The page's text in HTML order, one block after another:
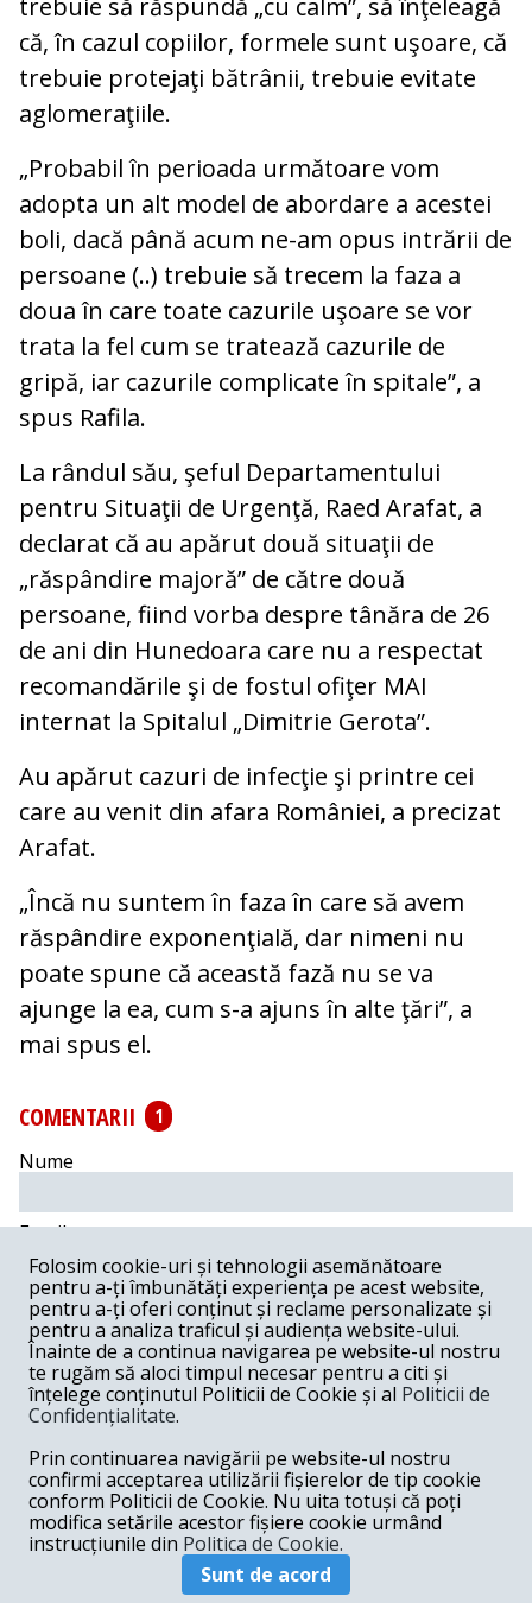
trebuie să răspundă „cu calm”, să înţeleagă
că, în cazul copiilor, formele sunt uşoare, că
trebuie protejaţi bătrânii, trebuie evitate
aglomeraţiile.
„Probabil în perioada următoare vom
adopta un alt model de abordare a acestei
boli, dacă până acum ne-am opus intrării de
persoane (..) trebuie să trecem la faza a
doua în care toate cazurile uşoare se vor
trata la fel cum se tratează cazurile de
gripă, iar cazurile complicate în spitale”, a
spus Rafila.
La rândul său, şeful Departamentului
pentru Situaţii de Urgenţă, Raed Arafat, a
declarat că au apărut două situaţii de
„răspândire majoră” de către două
persoane, fiind vorba despre tânăra de 26
de ani din Hunedoara care nu a respectat
recomandările şi de fostul ofiţer MAI
internat la Spitalul „Dimitrie Gerota”.
Au apărut cazuri de infecţie şi printre cei
care au venit din afara României, a precizat
Arafat.
„Încă nu suntem în faza în care să avem
răspândire exponenţială, dar nimeni nu
poate spune că această fază nu se va
ajunge la ea, cum s-a ajuns în alte ţări”, a
mai spus el.
COMENTARII
1
Nume
Email
Comentariu
Postează comentariu
emil -03-14-2020
Toate planurile ageamiilor consacrati contureaza un
macel total.
Folosim cookie-uri și tehnologii asemănătoare
pentru a-ți îmbunătăți experiența pe acest website,
pentru a-ți oferi conținut și reclame personalizate și
pentru a analiza traficul și audiența website-ului.
Înainte de a continua navigarea pe website-ul nostru
te rugăm să aloci timpul necesar pentru a citi și
înțelege conținutul Politicii de Cookie și al Politicii de
Confidențialitate.
Prin continuarea navigării pe website-ul nostru
confirmi acceptarea utilizării fișierelor de tip cookie
conform Politicii de Cookie. Nu uita totuși că poți
modifica setările acestor fișiere cookie urmând
instrucțiunile din Politica de Cookie.
Sunt de acord